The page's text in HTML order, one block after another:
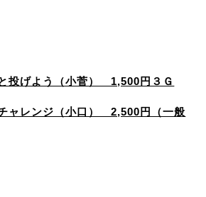
投げよう（小菅） 1,500円３Ｇ
ャレンジ（小口） 2,500円（一般